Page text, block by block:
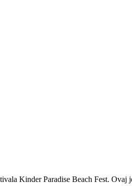
Kinder Paradise Beach Fest.